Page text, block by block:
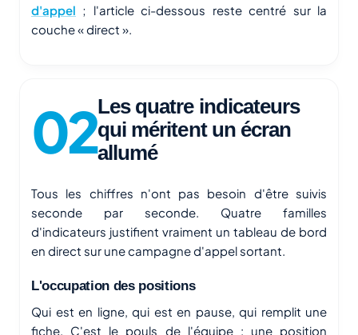
d'appel ; l'article ci-dessous reste centré sur la
couche « direct ».
Les quatre indicateurs
qui méritent un écran
allumé
Tous les chiffres n'ont pas besoin d'être suivis
seconde par seconde. Quatre familles
d'indicateurs justifient vraiment un tableau de bord
en direct sur une campagne d'appel sortant.
L'occupation des positions
Qui est en ligne, qui est en pause, qui remplit une
fiche. C'est le pouls de l'équipe : une position